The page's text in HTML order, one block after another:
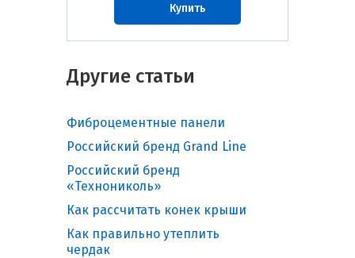
Купить
Другие статьи
Фиброцементные панели
Российский бренд Grand Line
Российский бренд
«Технониколь»
Как рассчитать конек крыши
Как правильно утеплить
чердак